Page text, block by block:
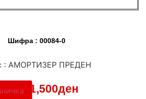
Шифра : 00084-0
: АМОРТИЗЕР ПРЕДЕН
1,500ден